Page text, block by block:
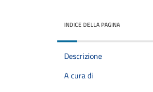
INDICE DELLA PAGINA
Descrizione
A cura di